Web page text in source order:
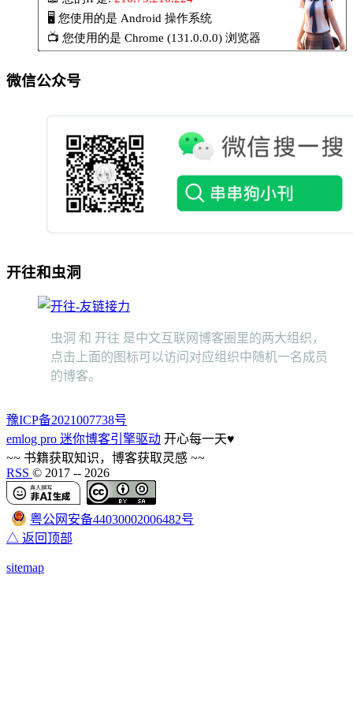
微信公众号
开往和虫洞
虫洞 和 开往 是中文互联网博客圈里的两大组织，
点击上面的图标可以访问对应组织中随机一名成员
的博客。
豫ICP备2021007738号
emlog pro 迷你博客引擎驱动 开心每一天♥
~~ 书籍获取知识，博客获取灵感 ~~
RSS © 2017 -- 2026
粤公网安备44030002006482号
△ 返回顶部
sitemap